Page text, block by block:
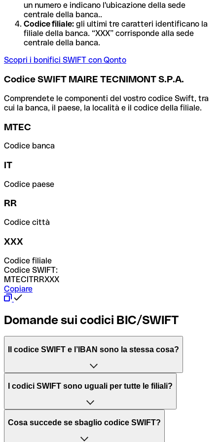
un numero e indicano l'ubicazione della sede
centrale della banca..
Codice filiale: gli ultimi tre caratteri identificano la
filiale della banca. “XXX” corrisponde alla sede
centrale della banca.
Scopri i bonifici SWIFT con Qonto
Codice SWIFT MAIRE TECNIMONT S.P.A.
Comprendete le componenti del vostro codice Swift, tra
cui la banca, il paese, la località e il codice della filiale.
MTEC
Codice banca
IT
Codice paese
RR
Codice città
XXX
Codice filiale
Codice SWIFT:
MTECITRRXXX
Copiare
Domande sui codici BIC/SWIFT
Il codice SWIFT e l’IBAN sono la stessa cosa?
L'acronimo SWIFT sta per “Society for Worldwide
per l’elaborazione dei pagamenti tra diversi Paesi.
Il BIC, invece, sta per “Bank Identifier Code” ed è una
I codici SWIFT sono uguali per tutte le filiali?
Dipende dalle banche. In alcuni casi le banche utilizzano
Cosa succede se sbaglio codice SWIFT?